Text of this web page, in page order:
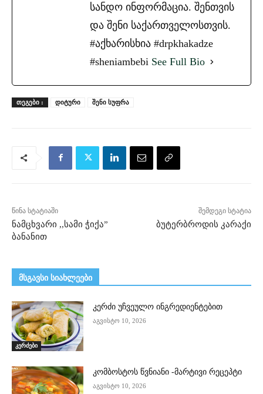
სანდო ინფორმაცია. შენთვის
და შენი საქართველოსთვის.
#აქხარისხია #drpkhakadze
#sheniambebi See Full Bio
ᲗᲔᲒᲔᲑᲘ : დიტური შენი სუფრა
წინა სტატიაში
ნამცხვარი ,,სამი ჭიქა”
ბანანით
შემდეგი სტატია
ბუტერბროდის კარაქი
მსგავსი სიახლეები
კერძები
კერძი უჩვეულო ინგრედიენტებით
აგვისტო 10, 2026
კომბოსტოს წვნიანი -მარტივი რეცეპტი
აგვისტო 10, 2026